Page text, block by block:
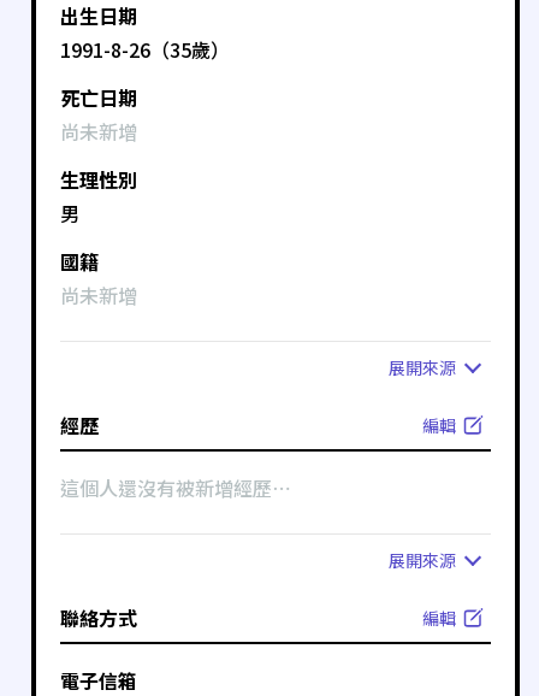
出生日期
1991-8-26（35歲）
死亡日期
尚未新增
生理性別
男
國籍
尚未新增
展開來源
經歷 編輯
這個人還沒有被新增經歷⋯
展開來源
聯絡方式 編輯
電子信箱